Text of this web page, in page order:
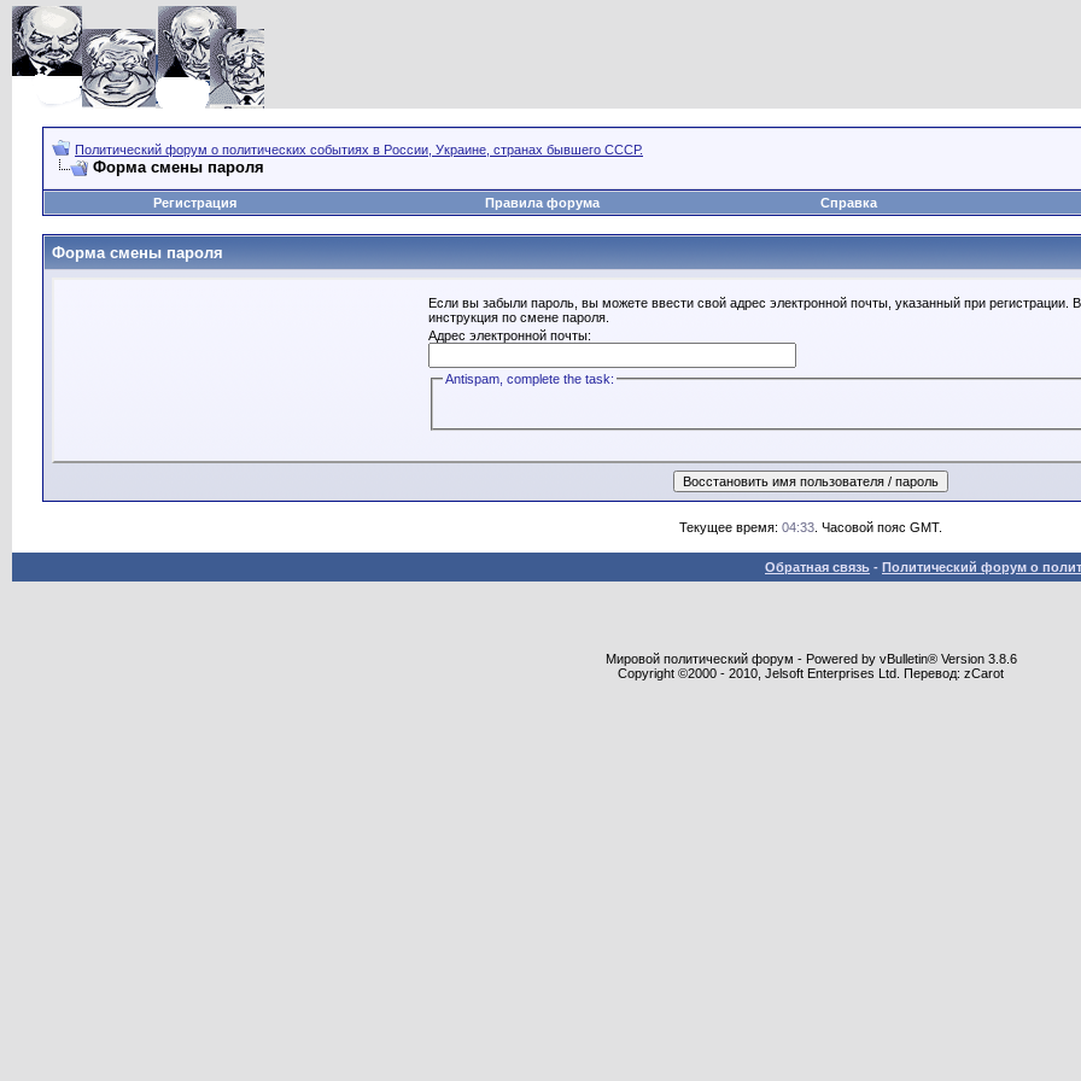
Политический форум о политических событиях в России, Украине, странах бывшего СССР.
Форма смены пароля
Регистрация Правила форума Справка
Форма смены пароля
Если вы забыли пароль, вы можете ввести свой адрес электронной почты, указанный при регистрации.
инструкция по смене пароля.
Адрес электронной почты:
Antispam, complete the task:
Текущее время: 04:33 . Часовой пояс GMT.
Обратная связь - Политический форум о
Мировой политический форум - Powered by vBulletin® Version 3.8.6
Copyright ©2000 - 2010, Jelsoft Enterprises Ltd. Перевод: zCarot